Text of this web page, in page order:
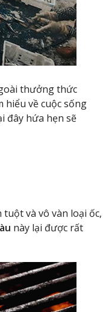
thưởng thức
hiểu về cuộc sống
đây hứa hẹn sẽ
tuột và vô vàn loại ốc,
này lại được rất